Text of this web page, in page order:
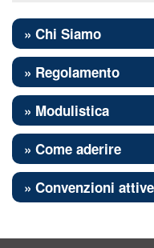
» Chi Siamo
» Regolamento
» Modulistica
» Come aderire
» Convenzioni attive